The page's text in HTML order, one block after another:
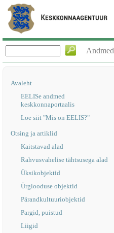
Andmed
Avaleht
EELISe andmed
keskkonnaportaalis
Loe siit "Mis on EELIS?"
Otsing ja artiklid
Kaitstavad alad
Rahvusvahelise tähtsusega alad
Üksikobjektid
Ürglooduse objektid
Pärandkultuuriobjektid
Pargid, puistud
Liigid